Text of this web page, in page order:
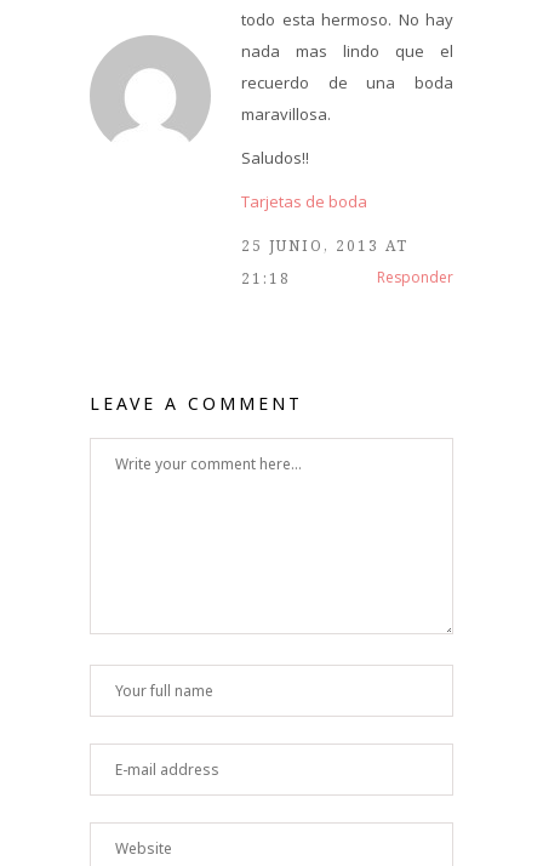
todo esta hermoso. No hay
nada mas lindo que el
recuerdo de una boda
maravillosa.
Saludos!!
Tarjetas de boda
25 JUNIO, 2013 AT
21:18
Responder
LEAVE A COMMENT